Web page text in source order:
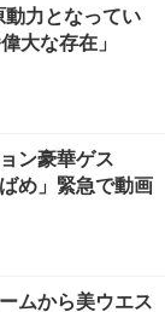
力となってい
大な存在」
ン豪華ゲス
め」緊急で動画
ムから美ウエス